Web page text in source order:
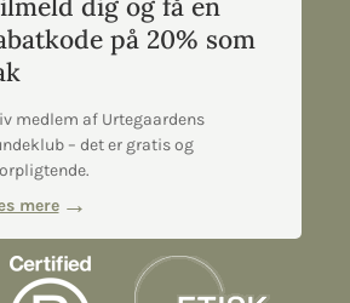
dig og få en
på 20% som
medlem af Urtegaardens
– det er gratis og
mere